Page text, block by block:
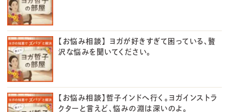
【お悩み相談】 ヨガが好きすぎて困っている、贅
沢な悩みを聞いてください。
【お悩み相談】哲子インドへ行く。ヨガインストラ
クターと言えど、悩みの淵は深いのよ。